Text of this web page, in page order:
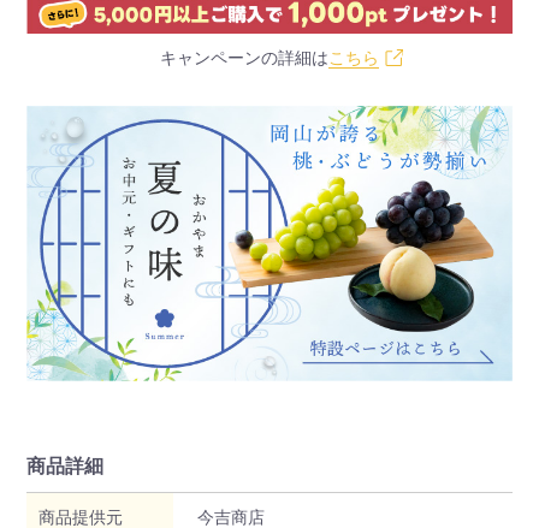
キャンペーンの詳細はこちら
商品詳細
商品提供元 今吉商店